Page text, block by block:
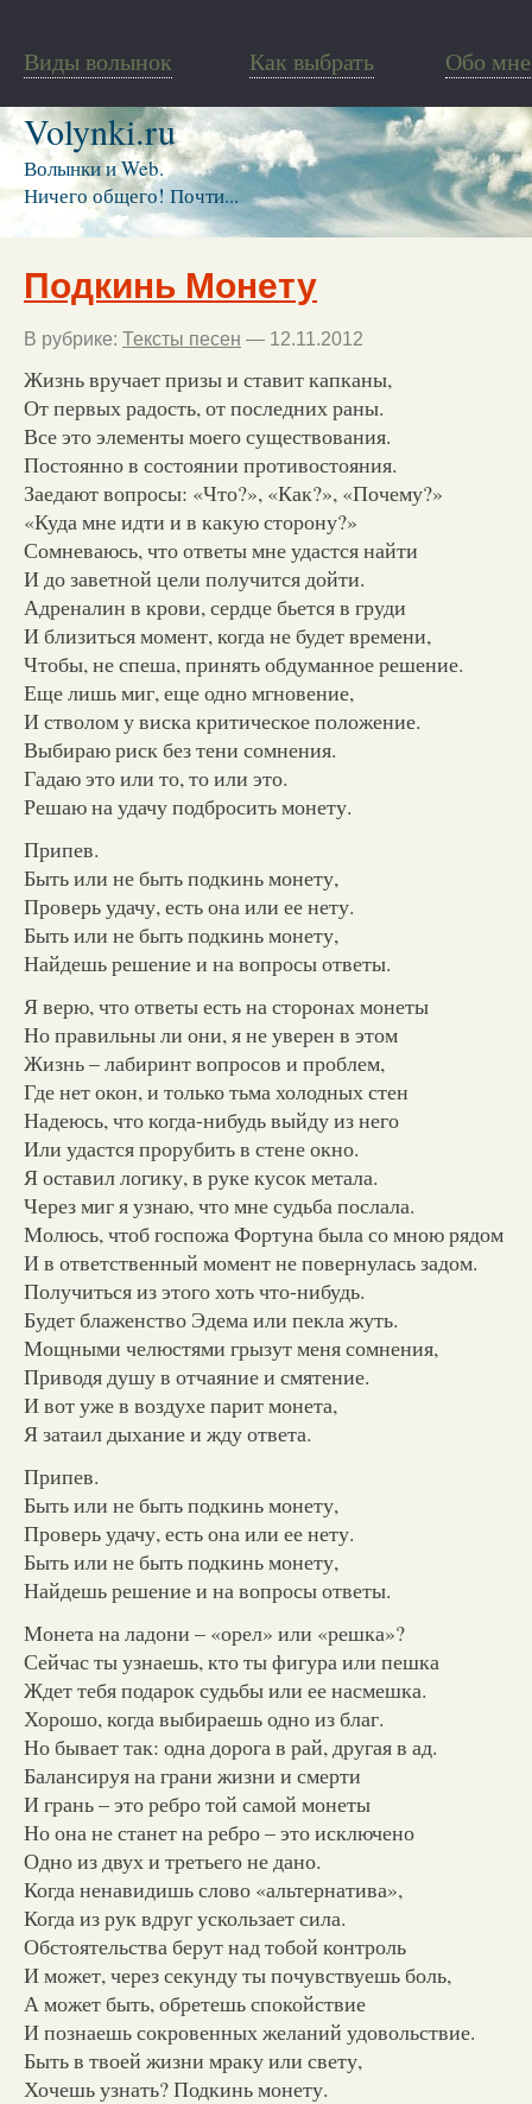
Виды волынок Как выбрать Обо мне
Volynki.ru
Волынки и Web.
Ничего общего! Почти...
Подкинь Монету
В рубрике: Тексты песен — 12.11.2012
Жизнь вручает призы и ставит капканы,
От первых радость, от последних раны.
Все это элементы моего существования.
Постоянно в состоянии противостояния.
Заедают вопросы: «Что?», «Как?», «Почему?»
«Куда мне идти и в какую сторону?»
Сомневаюсь, что ответы мне удастся найти
И до заветной цели получится дойти.
Адреналин в крови, сердце бьется в груди
И близиться момент, когда не будет времени,
Чтобы, не спеша, принять обдуманное решение.
Еще лишь миг, еще одно мгновение,
И стволом у виска критическое положение.
Выбираю риск без тени сомнения.
Гадаю это или то, то или это.
Решаю на удачу подбросить монету.
Припев.
Быть или не быть подкинь монету,
Проверь удачу, есть она или ее нету.
Быть или не быть подкинь монету,
Найдешь решение и на вопросы ответы.
Я верю, что ответы есть на сторонах монеты
Но правильны ли они, я не уверен в этом
Жизнь – лабиринт вопросов и проблем,
Где нет окон, и только тьма холодных стен
Надеюсь, что когда-нибудь выйду из него
Или удастся прорубить в стене окно.
Я оставил логику, в руке кусок метала.
Через миг я узнаю, что мне судьба послала.
Молюсь, чтоб госпожа Фортуна была со мною рядом
И в ответственный момент не повернулась задом.
Получиться из этого хоть что-нибудь.
Будет блаженство Эдема или пекла жуть.
Мощными челюстями грызут меня сомнения,
Приводя душу в отчаяние и смятение.
И вот уже в воздухе парит монета,
Я затаил дыхание и жду ответа.
Припев.
Быть или не быть подкинь монету,
Проверь удачу, есть она или ее нету.
Быть или не быть подкинь монету,
Найдешь решение и на вопросы ответы.
Монета на ладони – «орел» или «решка»?
Сейчас ты узнаешь, кто ты фигура или пешка
Ждет тебя подарок судьбы или ее насмешка.
Хорошо, когда выбираешь одно из благ.
Но бывает так: одна дорога в рай, другая в ад.
Балансируя на грани жизни и смерти
И грань – это ребро той самой монеты
Но она не станет на ребро – это исключено
Одно из двух и третьего не дано.
Когда ненавидишь слово «альтернатива»,
Когда из рук вдруг ускользает сила.
Обстоятельства берут над тобой контроль
И может, через секунду ты почувствуешь боль,
А может быть, обретешь спокойствие
И познаешь сокровенных желаний удовольствие.
Быть в твоей жизни мраку или свету,
Хочешь узнать? Подкинь монету.